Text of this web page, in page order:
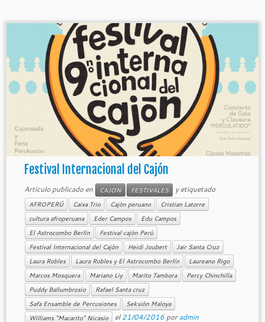
Festival Internacional del Cajón
Artículo publicado en CAJON FESTIVALES y etiquetado
AFROPERÚ Caixa Trio Cajón peruano
Cristian Latorre
cultura afroperuana
Eder Campos
Edu Campos
El Astrocombo Berlín
Festival cajón Perú
Festival Internacional del Cajón
Heidi Joubert
Jair Santa Cruz
Laura Robles
Laura Robles y El Astrocombo Berlín
Laureano Rigo
Marcos Mosquera
Mariano Liy Marito Tambora
Percy Chinchilla
Puddy Ballumbrosio
Rafael Santa cruz
Safa Ensamble de Percusiones
Seksión Maloya
Williams "Macarito" Nicasio
el21/04/2016 poradmin